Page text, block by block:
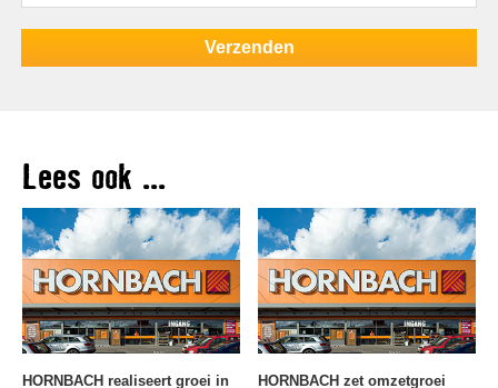
Lees ook ...
HORNBACH realiseert groei in
HORNBACH zet omzetgroei